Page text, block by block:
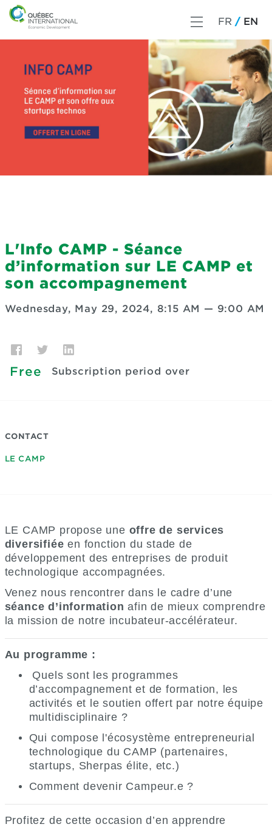
FR EN
L'Info CAMP - Séance
d’information sur LE CAMP et
son accompagnement
Wednesday, May 29, 2024, 8:15 AM — 9:00 AM
Free Subscription period over
CONTACT
LE CAMP
LE CAMP propose une offre de services
diversifiée en fonction du stade de
développement des entreprises de produit
technologique accompagnées.
Venez nous rencontrer dans le cadre d’une
séance d’information afin de mieux comprendre
la mission de notre incubateur-accélérateur.
Au programme :
Quels sont les programmes
d’accompagnement et de formation, les
activités et le soutien offert par notre équipe
multidisciplinaire ?
Qui compose l'écosystème entrepreneurial
technologique du CAMP (partenaires,
startups, Sherpas élite, etc.)
Comment devenir Campeur.e ?
Profitez de cette occasion d’en apprendre